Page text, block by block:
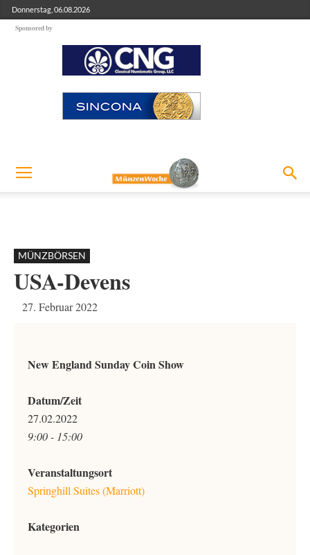
Donnerstag, 06.08.2026
Sponsored by
MÜNZBÖRSEN
USA-Devens
27. Februar 2022
New England Sunday Coin Show
Datum/Zeit
27.02.2022
9:00 - 15:00
Veranstaltungsort
Springhill Suites (Marriott)
Kategorien